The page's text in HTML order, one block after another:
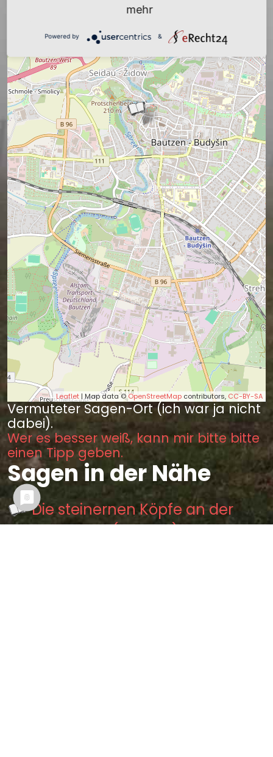
Leaflet | Map data ©OpenStreetMap contributors, CC-BY-SA
Vermuteter Sagen-Ort (ich war ja nicht
dabei).
Wer es besser weiß, kann mir bitte bitte
einen Tipp geben.
Sagen in der Nähe
Die steinernen Köpfe an der
Ortenburg (0.01 km)
mehr
Powered by &